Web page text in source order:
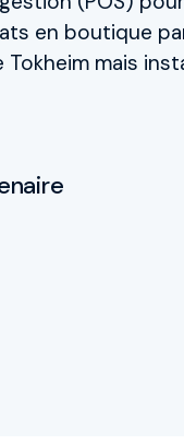
en boutique
Tokheim mais